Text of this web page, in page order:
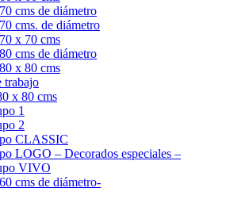
cms de diámetro
cms. de diámetro
x 70 cms
cms de diámetro
x 80 cms
trabajo
x 80 cms
1
2
CLASSIC
LOGO – Decorados especiales –
VIVO
cms de diámetro-